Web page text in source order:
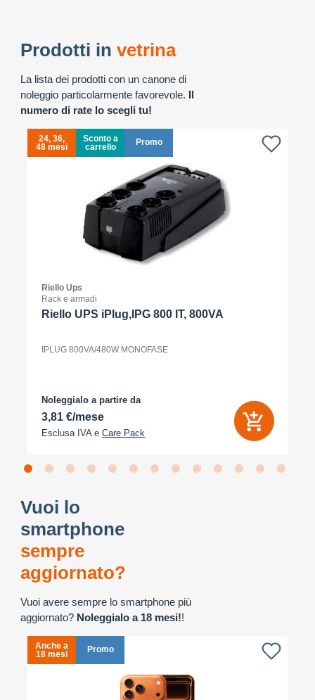
Prodotti in vetrina
La lista dei prodotti con un canone di
noleggio particolarmente favorevole. Il
numero di rate lo scegli tu!
24, 36,
48 mesi
Sconto a
carrello
Promo
Riello Ups
Rack e armadi
Riello UPS iPlug,IPG 800 IT, 800VA
IPLUG 800VA/480W MONOFASE
Noleggialo a partire da
3,81 €/mese
Esclusa IVA e Care Pack
Vuoi lo
smartphone
sempre
aggiornato?
Vuoi avere sempre lo smartphone più
aggiornato? Noleggialo a 18 mesi!!
Anche a
18 mesi
Promo